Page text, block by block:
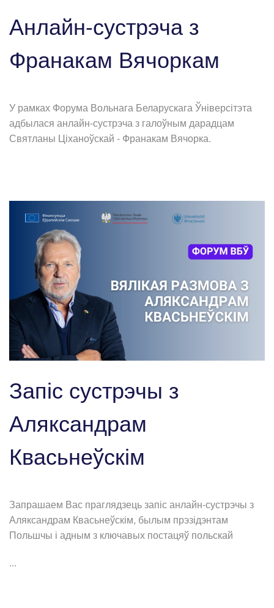
Анлайн-сустрэча з
Франакам Вячоркам
У рамках Форума Вольнага Беларускага Ўніверсітэта
адбылася анлайн-сустрэча з галоўным дарадцам
Святланы Ціханоўскай - Франакам Вячорка.
Запіс сустрэчы з
Аляксандрам
Квасьнеўскім
Запрашаем Вас праглядзець запіс анлайн-сустрэчы з
Аляксандрам Квасьнеўскім, былым прэзідэнтам
Польшчы і адным з ключавых постацяў польскай
...